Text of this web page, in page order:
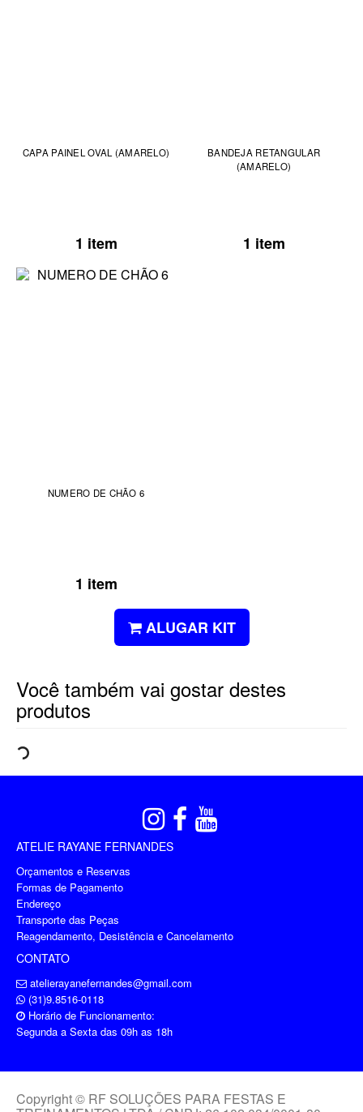
CAPA PAINEL OVAL (AMARELO)
1 item
BANDEJA RETANGULAR
(AMARELO)
1 item
NUMERO DE CHÃO 6
1 item
ALUGAR KIT
Você também vai gostar destes
produtos
ATELIE RAYANE FERNANDES
Orçamentos e Reservas
Formas de Pagamento
Endereço
Transporte das Peças
Reagendamento, Desistência e Cancelamento
CONTATO
atelierayanefernandes@gmail.com
(31)9.8516-0118
Horário de Funcionamento:
Segunda a Sexta das 09h as 18h
Copyright © RF SOLUÇÕES PARA FESTAS E